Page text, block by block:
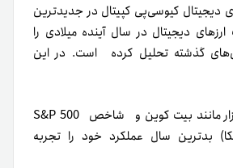
دیجیتال کیوسی‌پی کپیتال در جدیدترین
دیجیتال در سال آینده میلادی را
گذشته تحلیل کرده است. در این
دارایی‌های اساسی بازار مانند بیت کوین و شاخص S&P 500
بدترین سال عملکرد خود را تجربه